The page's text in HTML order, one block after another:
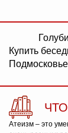
Купить
Атеизм – это